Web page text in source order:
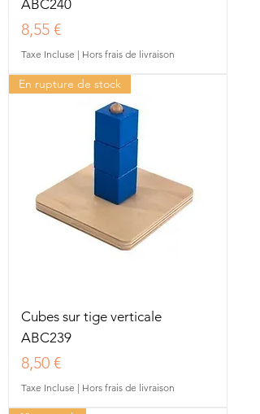
ABC240
Prix
8,55 €
Taxe Incluse | Hors frais de livraison
En rupture de stock
Cubes sur tige verticale
ABC239
Prix
8,50 €
Taxe Incluse | Hors frais de livraison